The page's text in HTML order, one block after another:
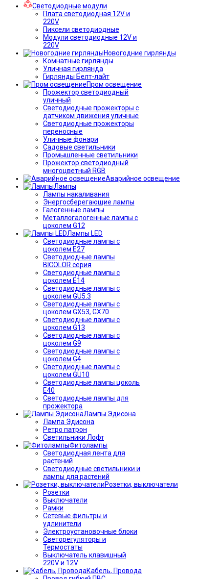
Светодиодные модули
Плата светодиодная 12V и
220V
Пиксели светодиодные
Модули светодиодные 12V и
220V
Новогодние гирлянды
Комнатные гирлянды
Уличная гирлянда
Гирлянды Белт-лайт
Пром освещение
Прожектор светодиодный
уличный
Светодиодные прожекторы с
датчиком движения уличные
Светодиодные прожекторы
переносные
Уличные фонари
Садовые светильники
Промышленные светильники
Прожектор светодиодный
многоцветный RGB
Аварийное освещение
Лампы
Лампы накаливания
Энергосберегающие лампы
Галогенные лампы
Металлогалогенные лампы с
цоколем G12
Лампы LED
Светодиодные лампы с
цоколем E27
Светодиодные лампы
BICOLOR серия
Светодиодные лампы с
цоколем E14
Светодиодные лампы с
цоколем GU5.3
Светодиодные лампы с
цоколем GX53, GX70
Светодиодные лампы с
цоколем G13
Светодиодные лампы с
цоколем G9
Светодиодные лампы с
цоколем G4
Светодиодные лампы с
цоколем GU10
Светодиодные лампы цоколь
Е40
Светодиодные лампы для
прожектора
Лампы Эдисона
Лампа Эдисона
Ретро патрон
Светильники Лофт
Фитолампы
Светодиодная лента для
растений
Светодиодные светильники и
лампы для растений
Розетки, выключатели
Розетки
Выключатели
Рамки
Сетевые фильтры и
удлинители
Электроустановочные блоки
Светорегуляторы и
Термостаты
Выключатель клавишный
220V и 12V
Кабель, Провода